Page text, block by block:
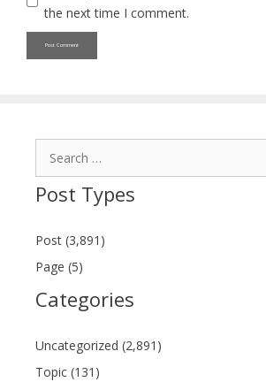
the next time I comment.
Post Types
Post (3,891)
Page (5)
Categories
Uncategorized (2,891)
Topic (131)